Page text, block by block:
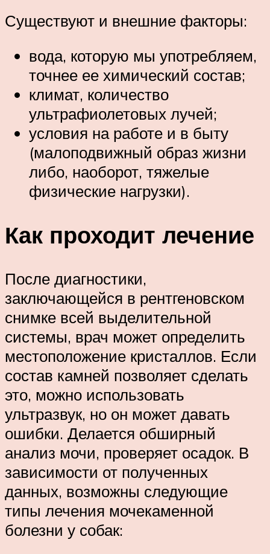
Существуют и внешние факторы:
вода, которую мы употребляем,
точнее ее химический состав;
климат, количество
ультрафиолетовых лучей;
условия на работе и в быту
(малоподвижный образ жизни
либо, наоборот, тяжелые
физические нагрузки).
Как проходит лечение
После диагностики,
заключающейся в рентгеновском
снимке всей выделительной
системы, врач может определить
местоположение кристаллов. Если
состав камней позволяет сделать
это, можно использовать
ультразвук, но он может давать
ошибки. Делается обширный
анализ мочи, проверяет осадок. В
зависимости от полученных
данных, возможны следующие
типы лечения мочекаменной
болезни у собак: